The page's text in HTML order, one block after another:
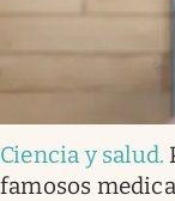
Ciencia y salud.
famosos